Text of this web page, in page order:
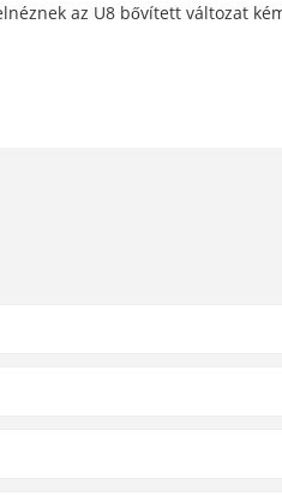
az U8 bővített változat